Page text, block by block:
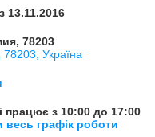
13.11.2016
78203
Україна
працює з 10:00 до 17:00
весь графік роботи